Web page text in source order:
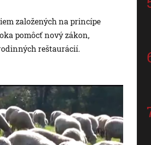
založených na princípe
pomôcť nový zákon,
reštaurácií.